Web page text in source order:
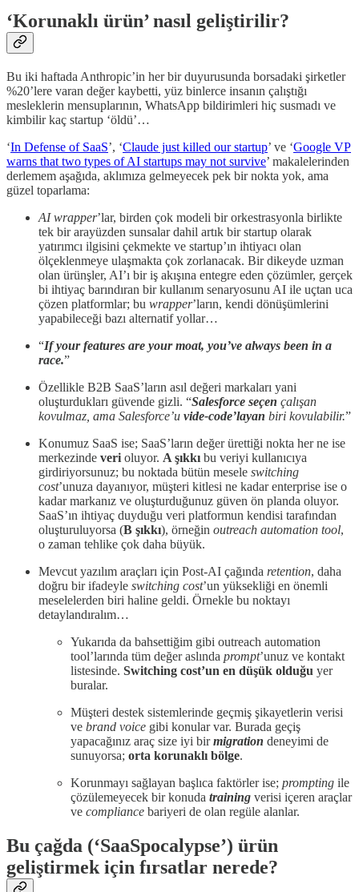
‘Korunaklı ürün’ nasıl geliştirilir?
Bu iki haftada Anthropic’in her bir duyurusunda borsadaki şirketler
%20’lere varan değer kaybetti, yüz binlerce insanın çalıştığı
mesleklerin mensuplarının, WhatsApp bildirimleri hiç susmadı ve
kimbilir kaç startup ‘öldü’…
‘In Defense of SaaS’, ‘Claude just killed our startup’ ve ‘Google VP
warns that two types of AI startups may not survive’ makalelerinden
derlemem aşağıda, aklımıza gelmeyecek pek bir nokta yok, ama
güzel toparlama:
AI wrapper’lar, birden çok modeli bir orkestrasyonla birlikte
tek bir arayüzden sunsalar dahil artık bir startup olarak
yatırımcı ilgisini çekmekte ve startup’ın ihtiyacı olan
ölçeklenmeye ulaşmakta çok zorlanacak. Bir dikeyde uzman
olan ürünşler, AI’ı bir iş akışına entegre eden çözümler, gerçek
bi ihtiyaç barındıran bir kullanım senaryosunu AI ile uçtan uca
çözen platformlar; bu wrapper’ların, kendi dönüşümlerini
yapabileceği bazı alternatif yollar…
“If your features are your moat, you’ve always been in a
race.”
Özellikle B2B SaaS’ların asıl değeri markaları yani
oluşturdukları güvende gizli. “Salesforce seçen çalışan
kovulmaz, ama Salesforce’u vide-code’layan biri kovulabilir.”
Konumuz SaaS ise; SaaS’ların değer ürettiği nokta her ne ise
merkezinde veri oluyor. A şıkkı bu veriyi kullanıcıya
girdiriyorsunuz; bu noktada bütün mesele switching
cost’unuza dayanıyor, müşteri kitlesi ne kadar enterprise ise o
kadar markanız ve oluşturduğunuz güven ön planda oluyor.
SaaS’ın ihtiyaç duyduğu veri platformun kendisi tarafından
oluşturuluyorsa (B şıkkı), örneğin outreach automation tool,
o zaman tehlike çok daha büyük.
Mevcut yazılım araçları için Post-AI çağında retention, daha
doğru bir ifadeyle switching cost’un yüksekliği en önemli
meselelerden biri haline geldi. Örnekle bu noktayı
detaylandıralım…
Yukarıda da bahsettiğim gibi outreach automation
tool’larında tüm değer aslında prompt’unuz ve kontakt
listesinde. Switching cost’un en düşük olduğu yer
buralar.
Müşteri destek sistemlerinde geçmiş şikayetlerin verisi
ve brand voice gibi konular var. Burada geçiş
yapacağınız araç size iyi birmigration deneyimi de
sunuyorsa; orta korunaklı bölge.
Korunmayı sağlayan başlıca faktörler ise; prompting ile
çözülemeyecek bir konuda training verisi içeren araçlar
ve compliance bariyeri de olan regüle alanlar.
Bu çağda (‘SaaSpocalypse’) ürün
geliştirmek için fırsatlar nerede?